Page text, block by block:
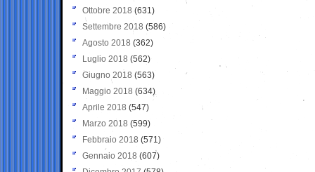
Ottobre 2018 (631)
Settembre 2018 (586)
Agosto 2018 (362)
Luglio 2018 (562)
Giugno 2018 (563)
Maggio 2018 (634)
Aprile 2018 (547)
Marzo 2018 (599)
Febbraio 2018 (571)
Gennaio 2018 (607)